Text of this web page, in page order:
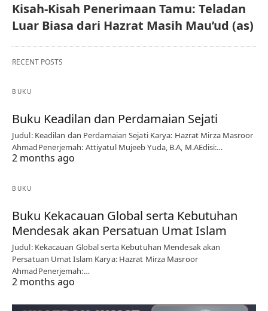
Kisah-Kisah Penerimaan Tamu: Teladan
Luar Biasa dari Hazrat Masih Mau’ud (as)
RECENT POSTS
BUKU
Buku Keadilan dan Perdamaian Sejati
Judul: Keadilan dan Perdamaian Sejati Karya: Hazrat Mirza Masroor
AhmadPenerjemah: Attiyatul Mujeeb Yuda, B.A, M.AEdisi:…
2 months ago
BUKU
Buku Kekacauan Global serta Kebutuhan
Mendesak akan Persatuan Umat Islam
Judul: Kekacauan Global serta Kebutuhan Mendesak akan
Persatuan Umat Islam Karya: Hazrat Mirza Masroor
AhmadPenerjemah:…
2 months ago